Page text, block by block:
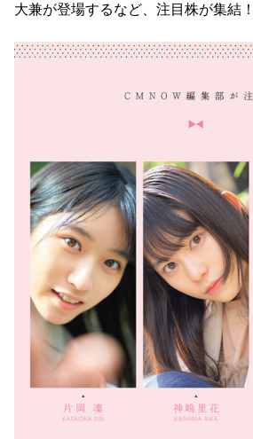
大兼が登場するなど、注目株が集結！